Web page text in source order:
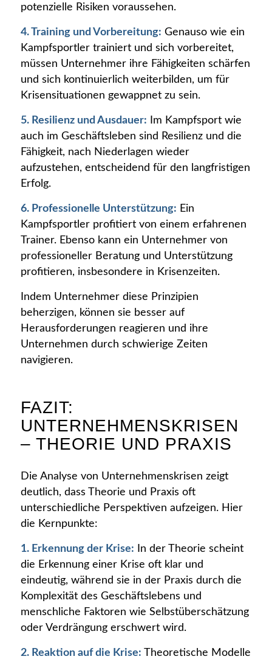
potenzielle Risiken voraussehen.
4. Training und Vorbereitung: Genauso wie ein
Kampfsportler trainiert und sich vorbereitet,
müssen Unternehmer ihre Fähigkeiten schärfen
und sich kontinuierlich weiterbilden, um für
Krisensituationen gewappnet zu sein.
5. Resilienz und Ausdauer: Im Kampfsport wie
auch im Geschäftsleben sind Resilienz und die
Fähigkeit, nach Niederlagen wieder
aufzustehen, entscheidend für den langfristigen
Erfolg.
6. Professionelle Unterstützung: Ein
Kampfsportler profitiert von einem erfahrenen
Trainer. Ebenso kann ein Unternehmer von
professioneller Beratung und Unterstützung
profitieren, insbesondere in Krisenzeiten.
Indem Unternehmer diese Prinzipien
beherzigen, können sie besser auf
Herausforderungen reagieren und ihre
Unternehmen durch schwierige Zeiten
navigieren.
FAZIT:
UNTERNEHMENSKRISEN
– THEORIE UND PRAXIS
Die Analyse von Unternehmenskrisen zeigt
deutlich, dass Theorie und Praxis oft
unterschiedliche Perspektiven aufzeigen. Hier
die Kernpunkte:
1. Erkennung der Krise: In der Theorie scheint
die Erkennung einer Krise oft klar und
eindeutig, während sie in der Praxis durch die
Komplexität des Geschäftslebens und
menschliche Faktoren wie Selbstüberschätzung
oder Verdrängung erschwert wird.
2. Reaktion auf die Krise: Theoretische Modelle